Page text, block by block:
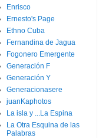
Enrisco
Ernesto's Page
Ethno Cuba
Fernandina de Jagua
Fogonero Emergente
Generación F
Generación Y
Generacionasere
juanKaphotos
La isla y ...La Espina
La Otra Esquina de las
Palabras